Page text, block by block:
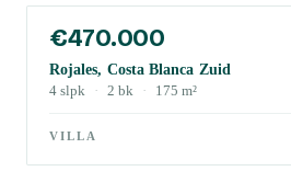
€470.000
Rojales, Costa Blanca Zuid
4 slpk · 2 bk · 175 m²
VILLA